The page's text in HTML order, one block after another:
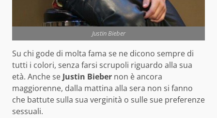
Justin Bieber
Su chi gode di molta fama se ne dicono sempre di
tutti i colori, senza farsi scrupoli riguardo alla sua
età. Anche se Justin Bieber non è ancora
maggiorenne, dalla mattina alla sera non si fanno
che battute sulla sua verginità o sulle sue preferenze
sessuali.